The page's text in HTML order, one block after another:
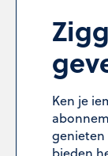
Ken je
genieten